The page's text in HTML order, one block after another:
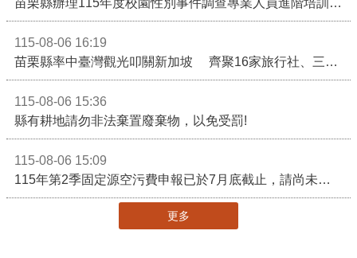
115-08-06 16:19
115-08-06 15:36
縣有耕地請勿非法棄置廢棄物，以免受罰!
115-08-06 15:09
更多